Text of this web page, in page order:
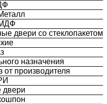
двери со стеклопакетом
назначения
производителя